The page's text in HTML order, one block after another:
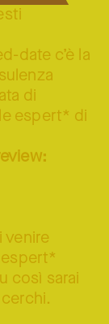
date c’è la
di
espert* di
venire
così sarai